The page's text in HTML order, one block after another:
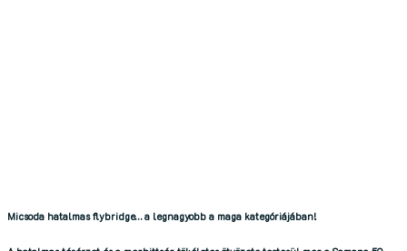
Micsoda hatalmas flybridge… a legnagyobb a maga kategóriájában!